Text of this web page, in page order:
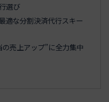
選び
適な分割決済代行スキー
売上アップ”に全力集中